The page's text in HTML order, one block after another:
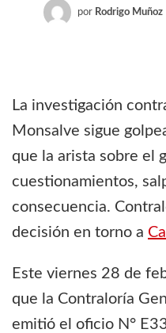
por Rodrigo Muñoz
La investigación
Monsalve sigue
que la arista sobre el
cuestionamientos,
consecuencia.
decisión en torno a
Este viernes 28 de
que la Contraloría
emitió el oficio N°